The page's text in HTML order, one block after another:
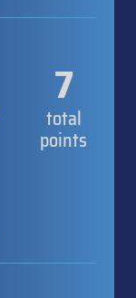
7
total
points